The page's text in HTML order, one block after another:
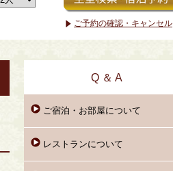
ご予約の確認・キャンセル
Q ＆ A
ご宿泊・お部屋について
レストランについて